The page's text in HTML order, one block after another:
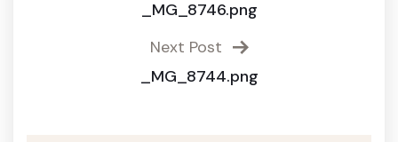
_MG_8746.png
Next Post
_MG_8744.png